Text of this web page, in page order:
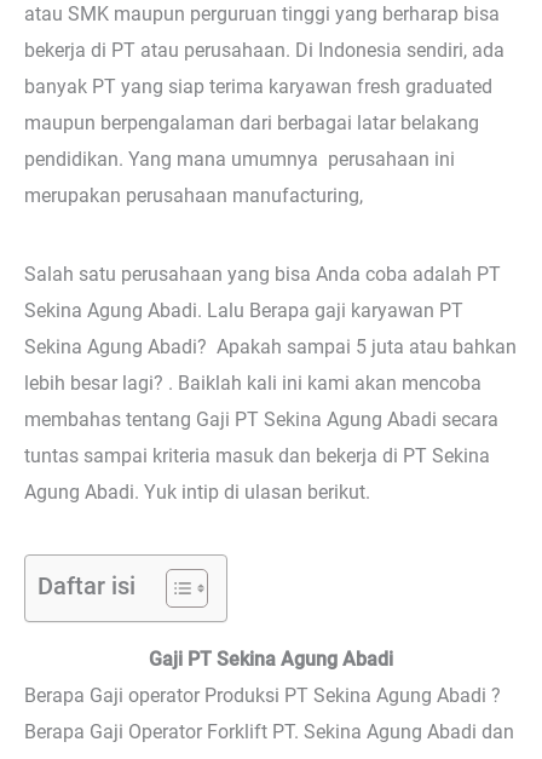
atau SMK maupun perguruan tinggi yang berharap bisa
bekerja di PT atau perusahaan. Di Indonesia sendiri, ada
banyak PT yang siap terima karyawan fresh graduated
maupun berpengalaman dari berbagai latar belakang
pendidikan. Yang mana umumnya perusahaan ini
merupakan perusahaan manufacturing,
Salah satu perusahaan yang bisa Anda coba adalah PT
Sekina Agung Abadi. Lalu Berapa gaji karyawan PT
Sekina Agung Abadi? Apakah sampai 5 juta atau bahkan
lebih besar lagi? . Baiklah kali ini kami akan mencoba
membahas tentang Gaji PT Sekina Agung Abadi secara
tuntas sampai kriteria masuk dan bekerja di PT Sekina
Agung Abadi. Yuk intip di ulasan berikut.
Daftar isi
Gaji PT Sekina Agung Abadi
Berapa Gaji operator Produksi PT Sekina Agung Abadi ?
Berapa Gaji Operator Forklift PT. Sekina Agung Abadi dan